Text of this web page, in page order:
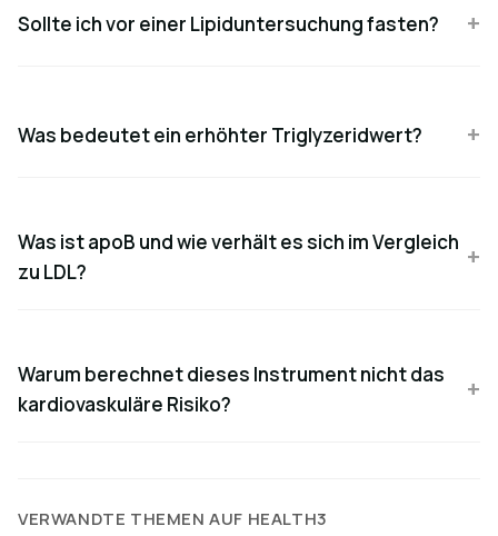
Sollte ich vor einer Lipiduntersuchung fasten?
Was bedeutet ein erhöhter Triglyzeridwert?
Was ist apoB und wie verhält es sich im Vergleich
zu LDL?
Warum berechnet dieses Instrument nicht das
kardiovaskuläre Risiko?
VERWANDTE THEMEN AUF HEALTH3